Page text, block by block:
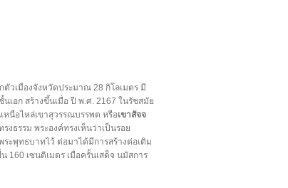
ตัวเมืองจังหวัดประมาณ 28 กิโลเมตร มี
เอก สร้างขึ้นเมื่อ ปี พ.ศ. 2167 ในรัชสมัย
นือไหล่เขาสุวรรณบรรพต หรือเขาสัจจ
ธรรม พระองค์ทรงเห็นว่าเป็นรอย
ะพุทธบาทไว้ ต่อมาได้มีการสร้างต่อเติม
เซนติเมตร เมื่อครั้นเสด็จ นมัสการ